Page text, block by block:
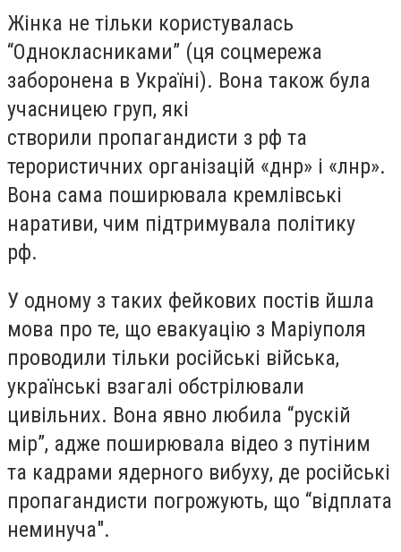
Жінка не тільки користувалась
“Однокласниками” (ця соцмережа
заборонена в Україні). Вона також була
учасницею груп, які
створили пропагандисти з рф та
терористичних організацій «днр» і «лнр».
Вона сама поширювала кремлівські
наративи, чим підтримувала політику
рф.
У одному з таких фейкових постів йшла
мова про те, що евакуацію з Маріуполя
проводили тільки російські війська,
українські взагалі обстрілювали
цивільних. Вона явно любила “рускій
мір”, адже поширювала відео з путіним
та кадрами ядерного вибуху, де російські
пропагандисти погрожують, що “відплата
неминуча".